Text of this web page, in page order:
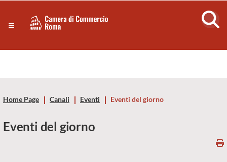
Servizi
Risorse Principali
Camera
Commercio
di
Roma
Home Page Canali Eventi Eventi del giorno
Eventi del giorno